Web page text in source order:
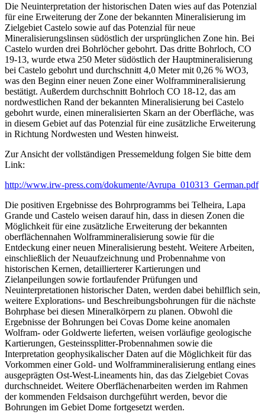
Die Neuinterpretation der historischen Daten wies auf das Potenzial
für eine Erweiterung der Zone der bekannten Mineralisierung im
Zielgebiet Castelo sowie auf das Potenzial für neue
Mineralisierungslinsen südöstlich der ursprünglichen Zone hin. Bei
Castelo wurden drei Bohrlöcher gebohrt. Das dritte Bohrloch, CO
19-13, wurde etwa 250 Meter südöstlich der Hauptmineralisierung
bei Castelo gebohrt und durchschnitt 4,0 Meter mit 0,26 % WO3,
was den Beginn einer neuen Zone einer Wolframmineralisierung
bestätigt. Außerdem durchschnitt Bohrloch CO 18-12, das am
nordwestlichen Rand der bekannten Mineralisierung bei Castelo
gebohrt wurde, einen mineralisierten Skarn an der Oberfläche, was
in diesem Gebiet auf das Potenzial für eine zusätzliche Erweiterung
in Richtung Nordwesten und Westen hinweist.
Zur Ansicht der vollständigen Pressemeldung folgen Sie bitte dem
Link:
http://www.irw-press.com/dokumente/Avrupa_010313_German.pdf
Die positiven Ergebnisse des Bohrprogramms bei Telheira, Lapa
Grande und Castelo weisen darauf hin, dass in diesen Zonen die
Möglichkeit für eine zusätzliche Erweiterung der bekannten
oberflächennahen Wolframmineralisierung sowie für die
Entdeckung einer neuen Mineralisierung besteht. Weitere Arbeiten,
einschließlich der Neuaufzeichnung und Probennahme von
historischen Kernen, detaillierterer Kartierungen und
Zielanpeilungen sowie fortlaufender Prüfungen und
Neuinterpretationen historischer Daten, werden dabei behilflich sein,
weitere Explorations- und Beschreibungsbohrungen für die nächste
Bohrphase bei diesen Mineralkörpern zu planen. Obwohl die
Ergebnisse der Bohrungen bei Covas Dome keine anomalen
Wolfram- oder Goldwerte lieferten, weisen vorläufige geologische
Kartierungen, Gesteinssplitter-Probennahmen sowie die
Interpretation geophysikalischer Daten auf die Möglichkeit für das
Vorkommen einer Gold- und Wolframmineralisierung entlang eines
ausgeprägten Ost-West-Lineaments hin, das das Zielgebiet Covas
durchschneidet. Weitere Oberflächenarbeiten werden im Rahmen
der kommenden Feldsaison durchgeführt werden, bevor die
Bohrungen im Gebiet Dome fortgesetzt werden.